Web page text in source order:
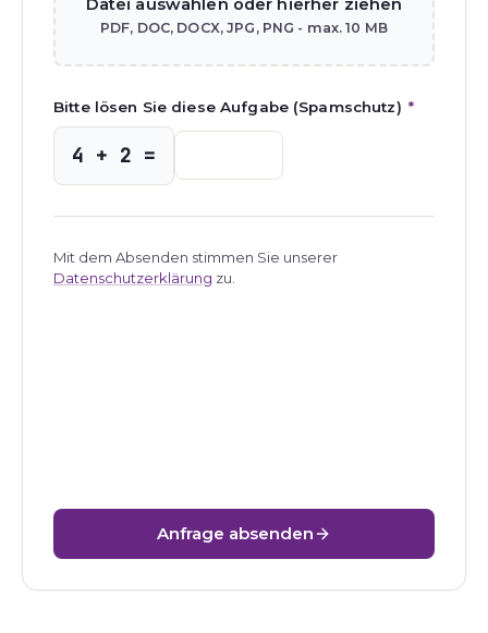
PDF, DOC, DOCX, JPG, PNG - max. 10 MB
Bitte lösen Sie diese Aufgabe (Spamschutz) *
4 + 2 =
Mit dem Absenden stimmen Sie unserer
Datenschutzerklärung zu.
Anfrage absenden